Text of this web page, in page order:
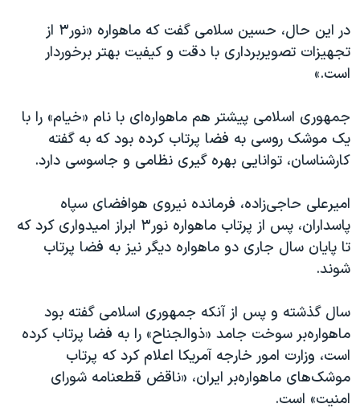
در این حال، حسین سلامی گفت که ماهواره «نور۳ از
تجهیزات تصویربرداری با دقت و کیفیت بهتر برخوردار
است.»
جمهوری اسلامی پیشتر‌ هم ماهواره‌ای با نام «خیام» را با
یک موشک روسی به فضا پرتاب کرده بود که به گفته
کارشناسان، توانایی بهره‌ گیری نظامی و جاسوسی دارد.
امیرعلی حاجی‌‌زاده، فرمانده نیروی هوافضای سپاه
پاسداران، پس از پرتاب ماهواره نور۳ ابراز امیدواری کرد که
تا پایان سال جاری دو ماهواره دیگر نیز به فضا پرتاب
شوند.
سال گذشته و پس از آنکه جمهوری اسلامی گفته بود
ماهواره‌بر سوخت جامد «ذوالجناح» را به فضا پرتاب کرده
است، وزارت امور خارجه آمریکا اعلام کرد که پرتاب‌
موشک‌های ماهواره‌بر ایران، «ناقض قطعنامه شورای
امنیت» است.